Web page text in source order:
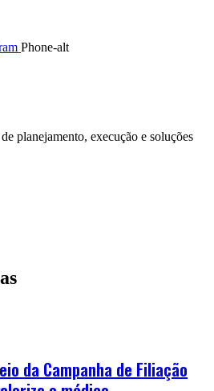
Phone-alt
planejamento, execução e soluções
da Campanha de Filiação